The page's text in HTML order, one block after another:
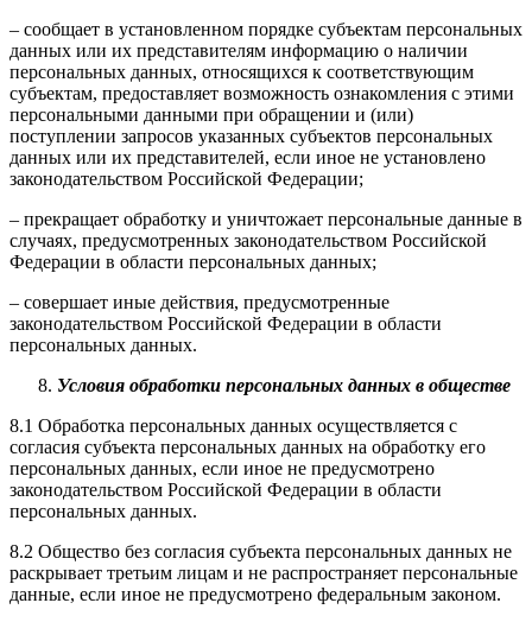
– сообщает в установленном порядке субъектам персональных
данных или их представителям информацию о наличии
персональных данных, относящихся к соответствующим
субъектам, предоставляет возможность ознакомления с этими
персональными данными при обращении и (или)
поступлении запросов указанных субъектов персональных
данных или их представителей, если иное не установлено
законодательством Российской Федерации;
– прекращает обработку и уничтожает персональные данные в
случаях, предусмотренных законодательством Российской
Федерации в области персональных данных;
– совершает иные действия, предусмотренные
законодательством Российской Федерации в области
персональных данных.
Условия обработки персональных данных в обществе
8.1 Обработка персональных данных осуществляется с
согласия субъекта персональных данных на обработку его
персональных данных, если иное не предусмотрено
законодательством Российской Федерации в области
персональных данных.
8.2 Общество без согласия субъекта персональных данных не
раскрывает третьим лицам и не распространяет персональные
данные, если иное не предусмотрено федеральным законом.